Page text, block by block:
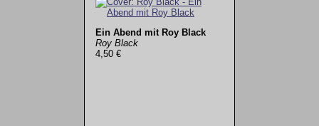
Ein Abend mit Roy Black
Roy Black
4,50 €